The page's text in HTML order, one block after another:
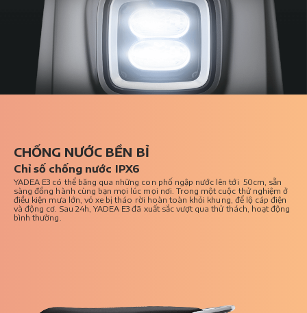
CHỐNG NƯỚC BỀN BỈ
Chỉ số chống nước IPX6
YADEA E3 có thể băng qua những con phố ngập nước lên tới 50cm, sẵn
sàng đồng hành cùng bạn mọi lúc mọi nơi. Trong một cuộc thử nghiệm ở
điều kiện mưa lớn, vỏ xe bị tháo rời hoàn toàn khỏi khung, để lộ cáp điện
và động cơ. Sau 24h, YADEA E3 đã xuất sắc vượt qua thử thách, hoạt động
bình thường.